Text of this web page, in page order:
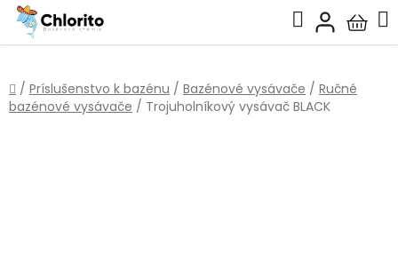
Prejsť
obsah
Hľadať
košík
Domov
/ Príslušenstvo k bazénu / Bazénové vysávače / Ručné
bazénové vysávače / Trojuholníkový vysávač BLACK